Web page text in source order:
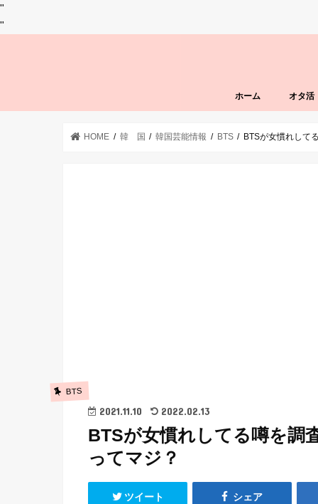
"
"
ホーム オタ活
HOME 韓 国 韓国芸能情報 BTS BTSが女慣れして
BTS
2021.11.10 2022.02.13
BTSが女慣れしてる噂を調
ってマジ？
ツイート シェア